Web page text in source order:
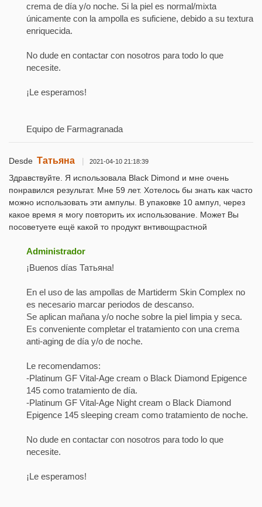
crema de día y/o noche. Si la piel es normal/mixta
únicamente con la ampolla es suficiene, debido a su textura
enriquecida.
No dude en contactar con nosotros para todo lo que
necesite.
¡Le esperamos!
Equipo de Farmagranada
Desde Татьяна | 2021-04-10 21:18:39
Здравствуйте. Я использовала Black Dimond и мне очень
понравился результат. Мне 59 лет. Хотелось бы знать как часто
можно использовать эти ампулы. В упаковке 10 ампул, через
какое время я могу повторить их использование. Может Вы
посоветуете ещё какой то продукт внтивощрастной
Administrador
¡Buenos días Татьяна!
En el uso de las ampollas de Martiderm Skin Complex no
es necesario marcar periodos de descanso.
Se aplican mañana y/o noche sobre la piel limpia y seca.
Es conveniente completar el tratamiento con una crema
anti-aging de día y/o de noche.
Le recomendamos:
-Platinum GF Vital-Age cream o Black Diamond Epigence
145 como tratamiento de día.
-Platinum GF Vital-Age Night cream o Black Diamond
Epigence 145 sleeping cream como tratamiento de noche.
No dude en contactar con nosotros para todo lo que
necesite.
¡Le esperamos!